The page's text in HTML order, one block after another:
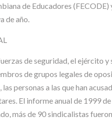
de Educadores
de año.
de seguridad, el ejército
de grupos legales de
las personas a las que han
El informe anual de 1999
más de 90 sindicalistas